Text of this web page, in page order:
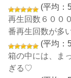
(平均：
再生回数６００
番再生回数が多
(平均：
箱の中には、ま
ぎる♡